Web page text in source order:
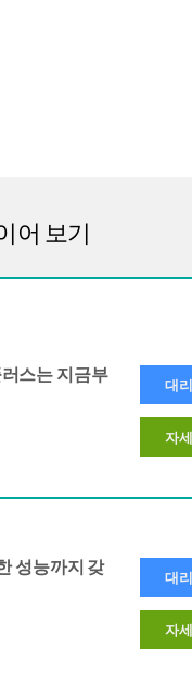
어 보기
러스는 지금부
대
자
성능까지 갖
대
자